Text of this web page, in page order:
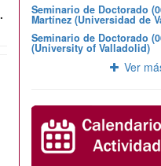
Seminario de Doctorado
Martínez (Universidad de
Seminario de Doctorado
(University of Valladolid)
Ver